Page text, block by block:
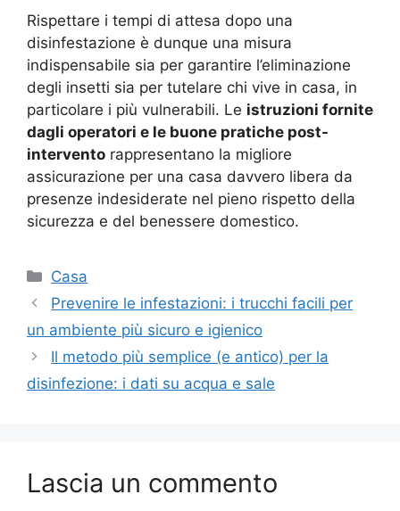
Rispettare i tempi di attesa dopo una
disinfestazione è dunque una misura
indispensabile sia per garantire l’eliminazione
degli insetti sia per tutelare chi vive in casa, in
particolare i più vulnerabili. Le istruzioni fornite
dagli operatori e le buone pratiche post-
intervento rappresentano la migliore
assicurazione per una casa davvero libera da
presenze indesiderate nel pieno rispetto della
sicurezza e del benessere domestico.
Categorie
Casa
Prevenire le infestazioni: i trucchi facili per
un ambiente più sicuro e igienico
Il metodo più semplice (e antico) per la
disinfezione: i dati su acqua e sale
Lascia un commento